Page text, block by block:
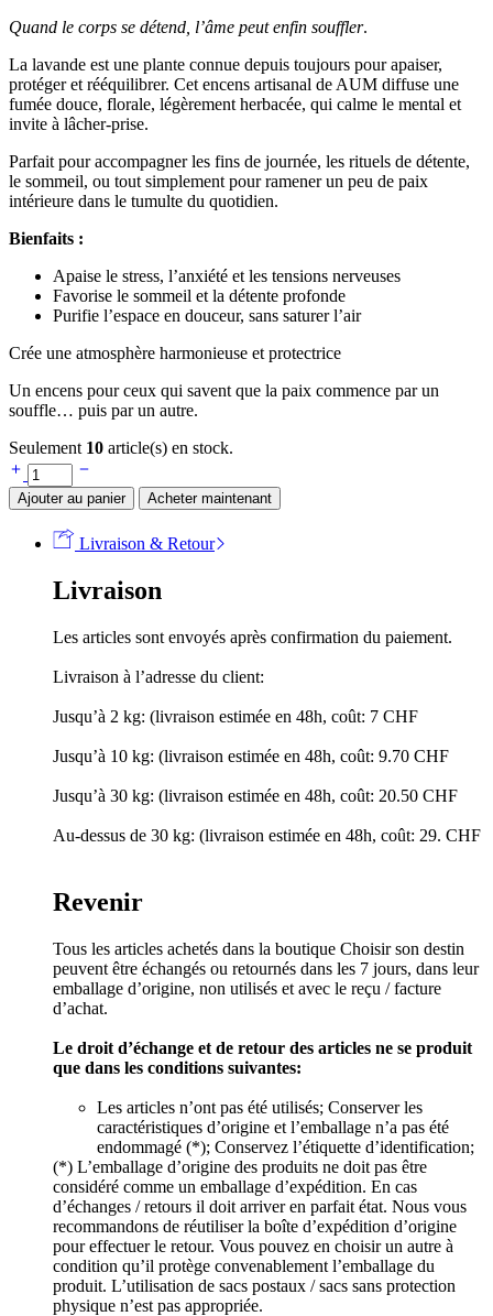
Quand le corps se détend, l’âme peut enfin souffler.
La lavande est une plante connue depuis toujours pour apaiser,
protéger et rééquilibrer. Cet encens artisanal de AUM diffuse une
fumée douce, florale, légèrement herbacée, qui calme le mental et
invite à lâcher-prise.
Parfait pour accompagner les fins de journée, les rituels de détente,
le sommeil, ou tout simplement pour ramener un peu de paix
intérieure dans le tumulte du quotidien.
Bienfaits :
Apaise le stress, l’anxiété et les tensions nerveuses
Favorise le sommeil et la détente profonde
Purifie l’espace en douceur, sans saturer l’air
Crée une atmosphère harmonieuse et protectrice
Un encens pour ceux qui savent que la paix commence par un
souffle… puis par un autre.
Seulement 10 article(s) en stock.
Ajouter au panier Acheter maintenant
Livraison & Retour
Livraison
Les articles sont envoyés après confirmation du paiement.
Livraison à l’adresse du client:
Jusqu’à 2 kg: (livraison estimée en 48h, coût: 7 CHF
Jusqu’à 10 kg: (livraison estimée en 48h, coût: 9.70 CHF
Jusqu’à 30 kg: (livraison estimée en 48h, coût: 20.50 CHF
Au-dessus de 30 kg: (livraison estimée en 48h, coût: 29. CHF
Revenir
Tous les articles achetés dans la boutique Choisir son destin
peuvent être échangés ou retournés dans les 7 jours, dans leur
emballage d’origine, non utilisés et avec le reçu / facture
d’achat.
Le droit d’échange et de retour des articles ne se produit
que dans les conditions suivantes:
Les articles n’ont pas été utilisés; Conserver les
caractéristiques d’origine et l’emballage n’a pas été
endommagé (*); Conservez l’étiquette d’identification;
(*) L’emballage d’origine des produits ne doit pas être
considéré comme un emballage d’expédition. En cas
d’échanges / retours il doit arriver en parfait état. Nous vous
recommandons de réutiliser la boîte d’expédition d’origine
pour effectuer le retour. Vous pouvez en choisir un autre à
condition qu’il protège convenablement l’emballage du
produit. L’utilisation de sacs postaux / sacs sans protection
physique n’est pas appropriée.